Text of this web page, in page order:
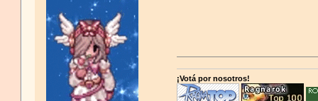
¡Votá por nosotros!